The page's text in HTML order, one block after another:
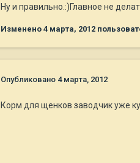
Ну и правильно.:)Главное не
Изменено 4 марта, 2012
Опубликовано 4 марта, 2012
Корм для щенков заводчик уже